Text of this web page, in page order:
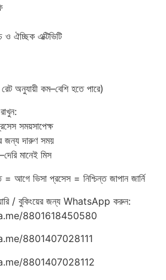
ঐচ্ছিক এক্টিভিটি
অনুযায়ী কম–বেশি হতে পারে)
সময়সাপেক্ষ
জন্য দারুণ সময়
মানেই মিস
আগে ভিসা প্রসেস = নিশ্চিন্ত জাপান জার্নি
/ বুকিংয়ের জন্য WhatsApp করুন:
8801618450580
8801407028111
8801407028112